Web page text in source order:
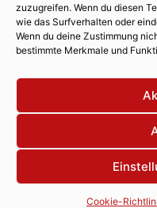
zuzugreifen. Wenn du diesen
wie das Surfverhalten oder
Wenn du deine Zustimmung
bestimmte Merkmale und
Cookie-